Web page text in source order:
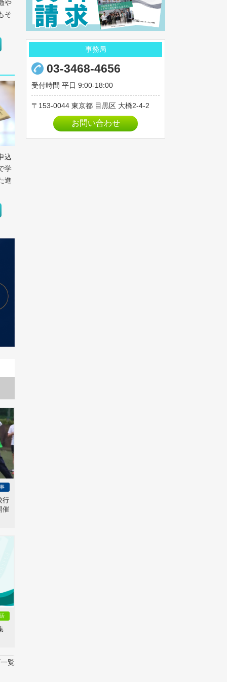
や
そ
込
学
進
行
催
覧
事務局
03-3468-4656
受付時間 平日 9:00-18:00
153-0044 東京都 目黒区 大橋2-4-2
お問い合わせ